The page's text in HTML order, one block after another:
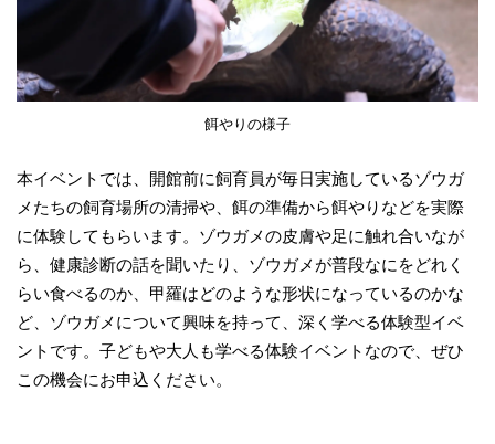
餌やりの様子
本イベントでは、開館前に飼育員が毎日実施しているゾウガ
メたちの飼育場所の清掃や、餌の準備から餌やりなどを実際
に体験してもらいます。ゾウガメの皮膚や足に触れ合いなが
ら、健康診断の話を聞いたり、ゾウガメが普段なにをどれく
らい食べるのか、甲羅はどのような形状になっているのかな
ど、ゾウガメについて興味を持って、深く学べる体験型イベ
ントです。子どもや大人も学べる体験イベントなので、ぜひ
この機会にお申込ください。